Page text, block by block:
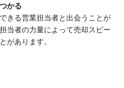
かる
きる営業担当者と出会うことが
当者の力量によって売却スピー
があります。